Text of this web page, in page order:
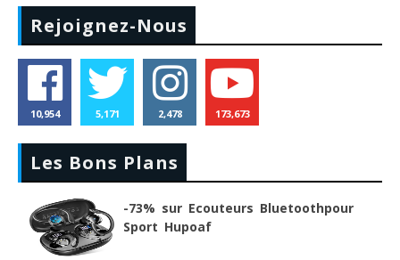
Rejoignez-Nous
10,954 5,171 2,478 173,673
Les Bons Plans
-73% sur Ecouteurs Bluetoothpour
Sport Hupoaf